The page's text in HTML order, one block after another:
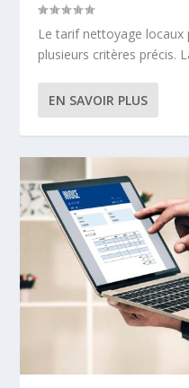
Le tarif nettoyage locaux
plusieurs critères précis.
EN SAVOIR PLUS